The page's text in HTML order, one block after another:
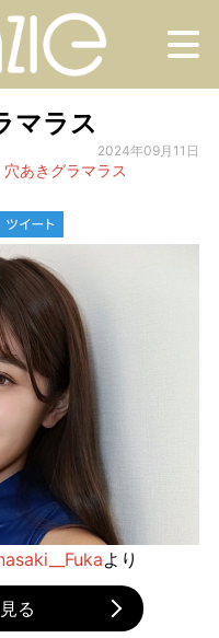
マラス
2024年09月11日
あきグラマラス
より
る